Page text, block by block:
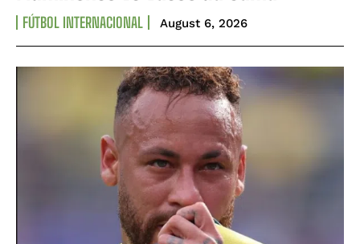
FÚTBOL INTERNACIONAL August 6, 2026